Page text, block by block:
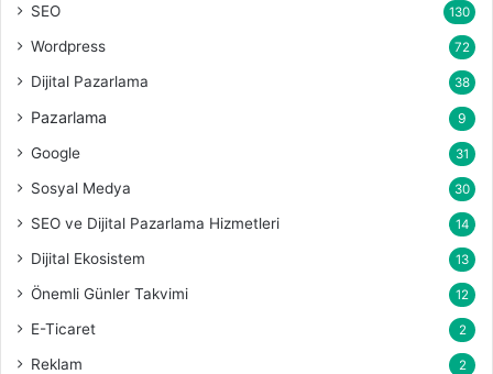
SEO 130
Wordpress 72
Dijital Pazarlama 38
Pazarlama 9
Google 31
Sosyal Medya 30
SEO ve Dijital Pazarlama Hizmetleri 14
Dijital Ekosistem 13
Önemli Günler Takvimi 12
E-Ticaret 2
Reklam 2